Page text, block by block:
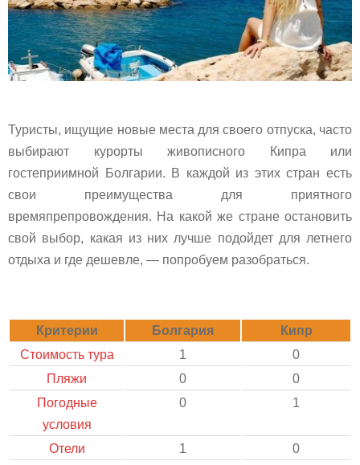
Туристы, ищущие новые места для своего отпуска, часто
выбирают курорты живописного Кипра или
гостеприимной Болгарии. В каждой из этих стран есть
свои преимущества для приятного
времяпрепровождения. На какой же стране остановить
свой выбор, какая из них лучше подойдет для летнего
отдыха и где дешевле, — попробуем разобраться.
Критерии Болгария
Кипр
Стоимость тура
1
0
Пляжи
0
0
Погодные
условия
0 1
Отели 1
0